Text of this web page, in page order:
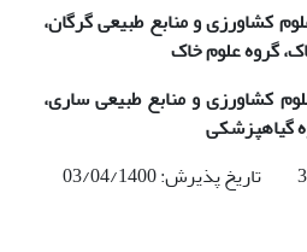
کشاورزی و منابع طبیعی گرگان،
گروه علوم خاک
کشاورزی و منابع طبیعی ساری،
گیاهپزشکی